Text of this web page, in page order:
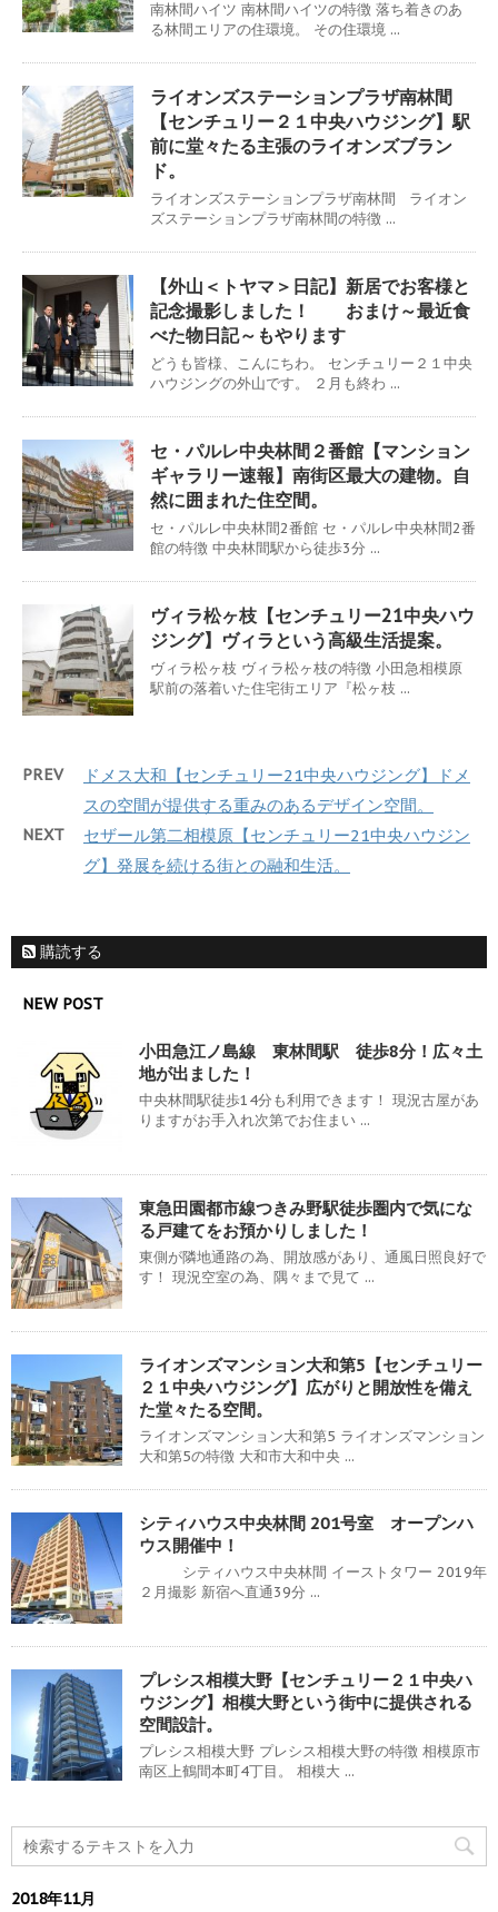
南林間ハイツ 南林間ハイツの特徴 落ち着きのあ
る林間エリアの住環境。 その住環境 ...
ライオンズステーションプラザ南林間
【センチュリー２１中央ハウジング】駅
前に堂々たる主張のライオンズブラン
ド。
ライオンズステーションプラザ南林間 ライオン
ズステーションプラザ南林間の特徴 ...
【外山＜トヤマ＞日記】新居でお客様と
記念撮影しました！ おまけ～最近食
べた物日記～もやります
どうも皆様、こんにちわ。 センチュリー２１中央
ハウジングの外山です。 ２月も終わ ...
セ・パルレ中央林間２番館【マンション
ギャラリー速報】南街区最大の建物。自
然に囲まれた住空間。
セ・パルレ中央林間2番館 セ・パルレ中央林間2番
館の特徴 中央林間駅から徒歩3分 ...
ヴィラ松ヶ枝【センチュリー21中央ハウ
ジング】ヴィラという高級生活提案。
ヴィラ松ヶ枝 ヴィラ松ヶ枝の特徴 小田急相模原
駅前の落着いた住宅街エリア『松ヶ枝 ...
PREV
ドメス大和【センチュリー21中央ハウジング】ドメ
スの空間が提供する重みのあるデザイン空間。
NEXT
セザール第二相模原【センチュリー21中央ハウジン
グ】発展を続ける街との融和生活。
購読する
NEW POST
小田急江ノ島線 東林間駅 徒歩8分！広々土
地が出ました！
中央林間駅徒歩14分も利用できます！ 現況古屋があ
りますがお手入れ次第でお住まい ...
東急田園都市線つきみ野駅徒歩圏内で気にな
る戸建てをお預かりしました！
東側が隣地通路の為、開放感があり、通風日照良好で
す！ 現況空室の為、隅々まで見て ...
ライオンズマンション大和第5【センチュリー
２１中央ハウジング】広がりと開放性を備え
た堂々たる空間。
ライオンズマンション大和第5 ライオンズマンション
大和第5の特徴 大和市大和中央 ...
シティハウス中央林間 201号室 オープンハ
ウス開催中！
シティハウス中央林間 イーストタワー 2019年
２月撮影 新宿へ直通39分 ...
プレシス相模大野【センチュリー２１中央ハ
ウジング】相模大野という街中に提供される
空間設計。
プレシス相模大野 プレシス相模大野の特徴 相模原市
南区上鶴間本町4丁目。 相模大 ...
2018年11月